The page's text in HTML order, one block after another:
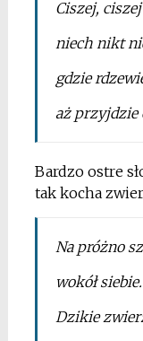
Ciszej, ciszej
niech nikt
gdzie
aż przyjdzie
Bardzo ostre
tak kocha
Na próżno
wokół siebie.
Dzikie